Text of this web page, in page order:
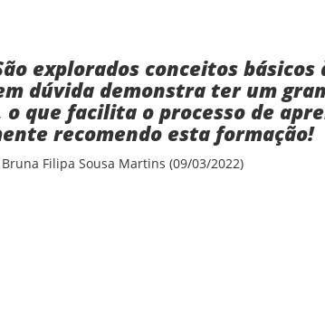
explorados conceitos
dúvida demonstra ter um
que facilita o processo de
recomendo esta formação!
Bruna Filipa Sousa Martins (09/03/2022)